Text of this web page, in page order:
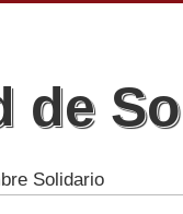
de
Solidario